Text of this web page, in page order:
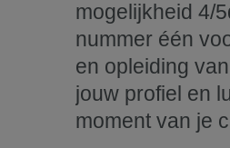
mogelijkheid 4/
nummer één
en opleiding
jouw profiel en
moment van je